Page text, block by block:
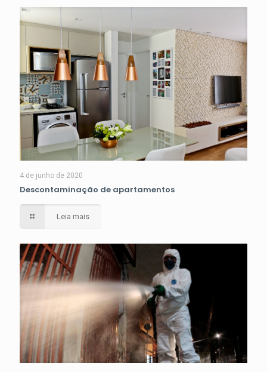
4 de junho de 2020
Descontaminação de apartamentos
Leia mais